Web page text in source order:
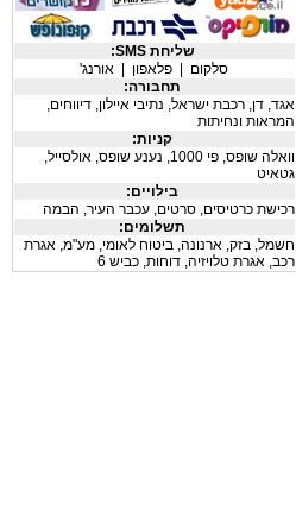
שליחת SMS:
סלקום
פלאפון
אורנג'
תחבורה:
אגד, דן, רכבת ישראל, נתיבי איילון, דיווחים,
המראות ונחיתות
קניות:
וואלה שופס, פי 1000 , נענע שופס, אולסייל,
גטאיט
בילויים:
רכישת כרטיסים, סרטים, עכבר העיר, הבמה
תשלומים:
חשמל, בזק, ארנונה, ביטוח לאומי, מע"מ, אגרת
רכב, אגרת טלויזיה, דוחות, כביש 6